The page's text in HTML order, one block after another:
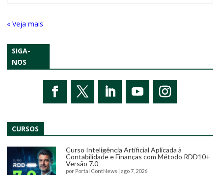
« Entradas Antigas
SIGA-
NOS
CURSOS
Curso Inteligência Artificial Aplicada à
Contabilidade e Finanças com Método RDD10+
Versão 7.0
por Portal ContNews ago 7, 2026